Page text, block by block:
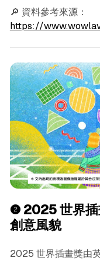
🔎 資料參考來源：
https://
❷ 2025 世界
創意風貌
2025 世界插畫獎由